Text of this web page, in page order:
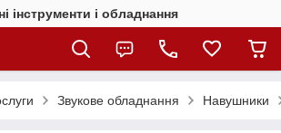
інструменти і обладнання
Звукове обладнання Навушники